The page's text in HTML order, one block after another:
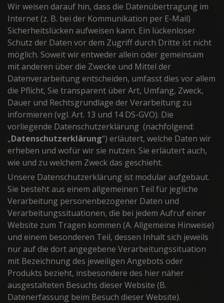
Wir weisen darauf hin, dass die Datenübertragung im
Internet (z. B. bei der Kommunikation per E-Mail)
Sicherheitslücken aufweisen kann. Ein lückenloser
Schutz der Daten vor dem Zugriff durch Dritte ist nicht
möglich. Soweit wir entweder allein oder gemeinsam
mit anderen über die Zwecke und Mittel der
Datenverarbeitung entscheiden, umfasst dies vor allem
die Pflicht, Sie transparent über Art, Umfang, Zweck,
Dauer und Rechtsgrundlage der Verarbeitung zu
informieren (vgl. Art. 13 und 14 DS-GVO). Die
vorliegende Datenschutzerklärung (nachfolgend:
„Datenschutzerklärung“) erläutert, welche Daten wir
erheben und wofür wir sie nutzen. Sie erläutert auch,
wie und zu welchem Zweck das geschieht.
Unsere Datenschutzerklärung ist modular aufgebaut.
Sie besteht aus einem allgemeinen Teil für jegliche
Verarbeitung personenbezogener Daten und
Verarbeitungssituationen, die bei jedem Aufruf einer
Website zum Tragen kommen (A. Allgemeine Hinweise)
und einem besonderen Teil, dessen Inhalt sich jeweils
nur auf die dort angegebene Verarbeitungssituation
mit Bezeichnung des jeweiligen Angebots oder
Produkts bezieht, insbesondere des hier näher
ausgestalteten Besuchs dieser Website (B.
Datenerfassung beim Besuch dieser Website).